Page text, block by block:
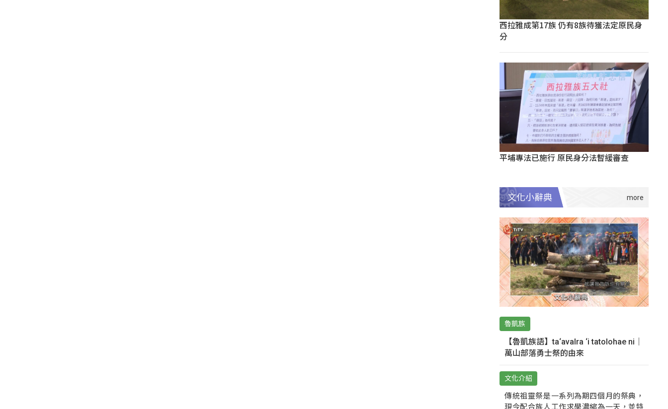
西拉雅成第17族 仍有8族待獲法定原民身
分
平埔專法已施行 原民身分法暫緩審查
文化小辭典
魯凱族
【魯凱族語】ta‘avalra ‘i tatolohae ni｜
萬山部落勇士祭的由來
文化介紹
傳統祖靈祭是一系列為期四個月的祭典，
現今配合族人工作求學濃縮為一天，並特